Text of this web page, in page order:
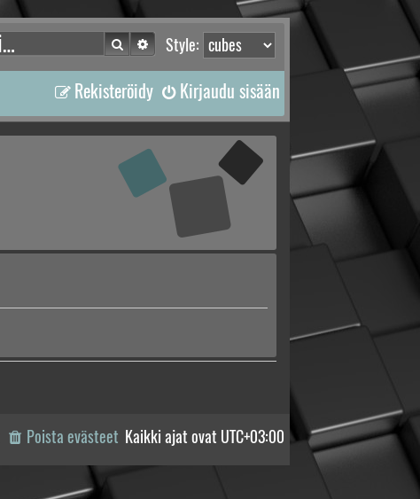
Style:
Etsi Tarkennettu haku
Kirjaudu sisään
Rekisteröidy
Kaikki ajat ovat UTC+03:00
Poista evästeet